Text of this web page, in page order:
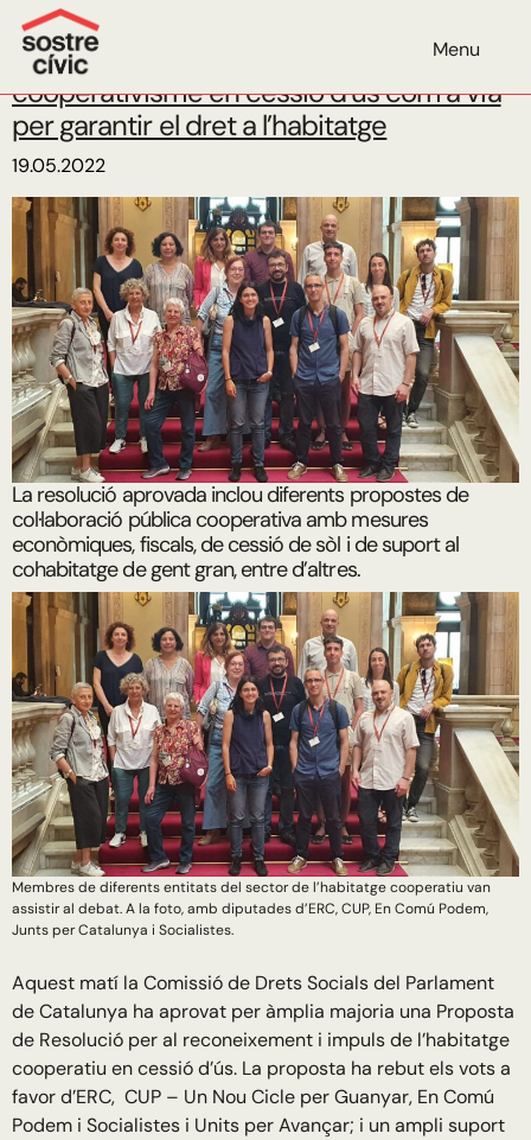
Menu
Mes:maig de 2022
El Parlament acorda impulsar el
cooperativisme en cessió d’ús com a via
per garantir el dret a l’habitatge
19.05.2022
La resolució aprovada inclou diferents propostes de
col·laboració pública cooperativa amb mesures
econòmiques, fiscals, de cessió de sòl i de suport al
cohabitatge de gent gran, entre d’altres.
Membres de diferents entitats del sector de l’habitatge cooperatiu van
assistir al debat. A la foto, amb diputades d’ERC, CUP, En Comú Podem,
Junts per Catalunya i Socialistes.
Aquest matí la Comissió de Drets Socials del Parlament
de Catalunya ha aprovat per àmplia majoria una Proposta
de Resolució per al reconeixement i impuls de l’habitatge
cooperatiu en cessió d’ús. La proposta ha rebut els vots a
favor d’ERC, CUP – Un Nou Cicle per Guanyar, En Comú
Podem i Socialistes i Units per Avançar; i un ampli suport